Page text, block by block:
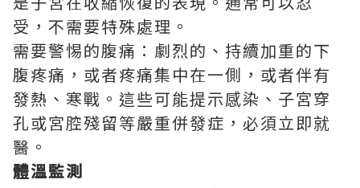
受，不需要特殊處理。
需要警惕的腹痛：劇烈的、持續加重的下
腹疼痛，或者疼痛集中在一側，或者伴有
發熱、寒戰。這些可能提示感染、子宮穿
孔或宮腔殘留等嚴重併發症，必須立即就
醫。
體溫監測